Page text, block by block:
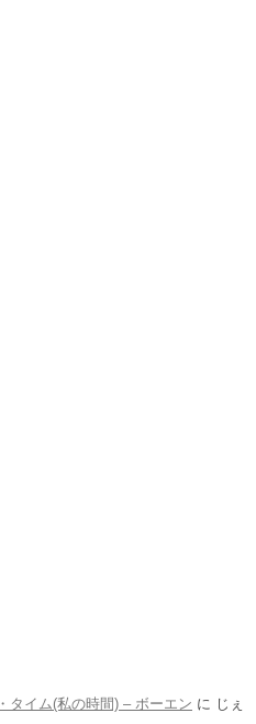
タイム(私の時間) – ボーエン に じぇ